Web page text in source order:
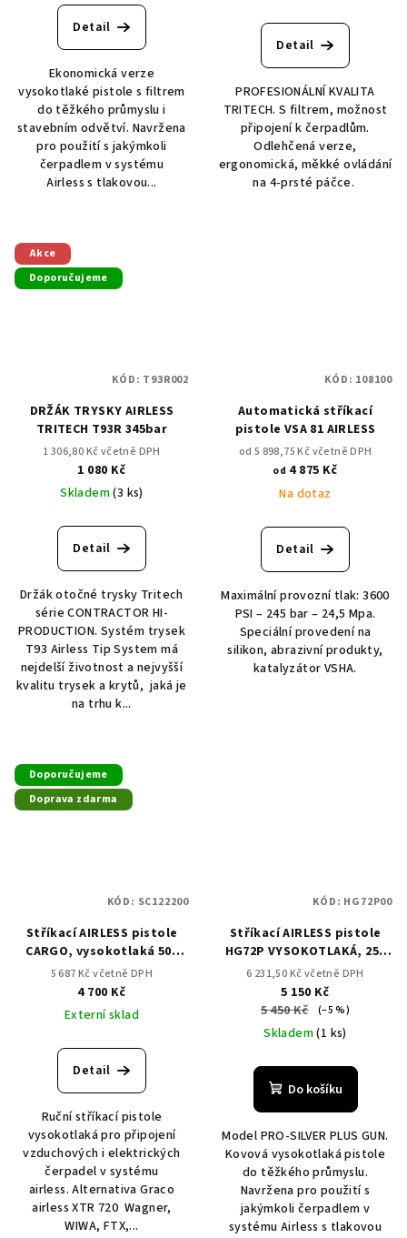
Detail
Ekonomická verze
vysokotlaké pistole s filtrem
do těžkého průmyslu i
stavebním odvětví. Navržena
pro použití s jakýmkoli
čerpadlem v systému
Airless s tlakovou...
Detail
PROFESIONÁLNÍ KVALITA
TRITECH. S filtrem, možnost
připojení k čerpadlům.
Odlehčená verze,
ergonomická, měkké ovládání
na 4-prsté páčce.
Akce
Doporučujeme
DRŽÁK TRYSKY AIRLESS
TRITECH T93R 345bar
1 306,80 Kč včetně DPH
1 080 Kč
Skladem(3 ks)
Detail
Držák otočné trysky Tritech
série CONTRACTOR HI-
PRODUCTION. Systém trysek
T93 Airless Tip System má
nejdelší životnost a nejvyšší
kvalitu trysek a krytů, jaká je
na trhu k...
KÓD: T93R002
Automatická stříkací
pistole VSA 81 AIRLESS
od 5 898,75 Kč včetně DPH
od 4 875 Kč
Na dotaz
Detail
Maximální provozní tlak: 3600
PSI – 245 bar – 24,5 Mpa.
Speciální provedení na
silikon, abrazivní produkty,
katalyzátor VSHA.
KÓD: 108100
Doporučujeme
Doprava zdarma
Stříkací AIRLESS pistole
CARGO, vysokotlaká 500
bar
5 687 Kč včetně DPH
4 700 Kč
Externí sklad
Detail
Ruční stříkací pistole
vysokotlaká pro připojení
vzduchových i elektrických
čerpadel v systému
airless. Alternativa Graco
airless XTR 720 Wagner,
WIWA, FTX,...
KÓD: SC122200
Stříkací AIRLESS pistole
HG72P VYSOKOTLAKÁ, 250
bar
6 231,50 Kč včetně DPH
5 150 Kč
5 450 Kč (–5 %)
Skladem(1 ks)
Do košíku
Model PRO-SILVER PLUS GUN.
Kovová vysokotlaká pistole
do těžkého průmyslu.
Navržena pro použití s
jakýmkoli čerpadlem v
systému Airless s tlakovou
KÓD: HG72P00